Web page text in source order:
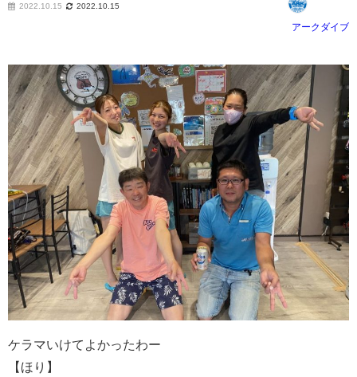
2022.10.15 2022.10.15
アークダイブ
ケラマいけてよかったわー
【ほり】